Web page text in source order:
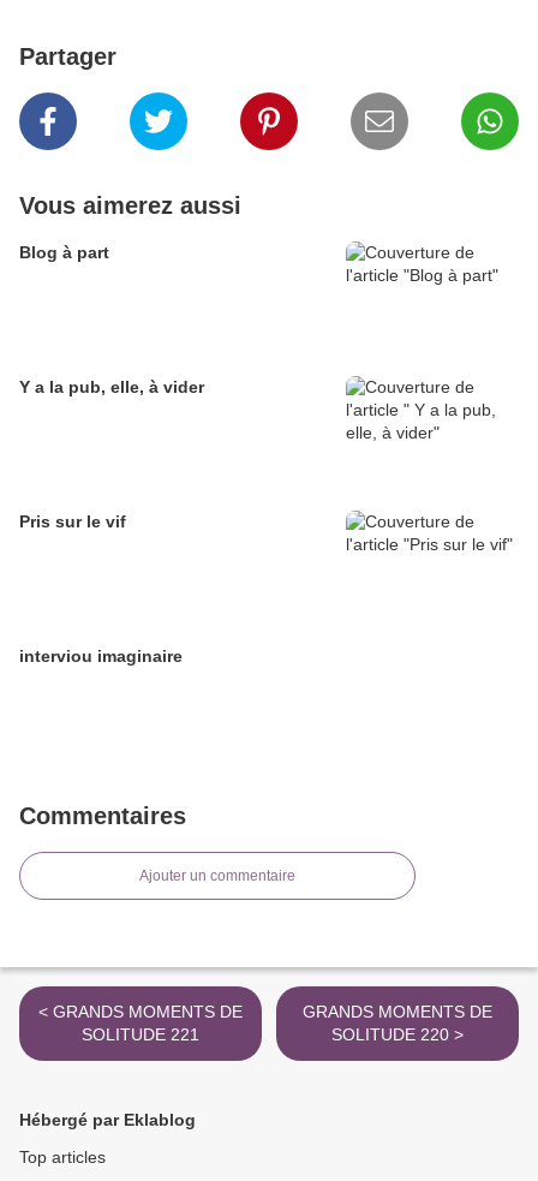
Partager
Vous aimerez aussi
Blog à part
Y a la pub, elle, à vider
Pris sur le vif
interviou imaginaire
Commentaires
Ajouter un commentaire
< GRANDS MOMENTS DE
SOLITUDE 221
GRANDS MOMENTS DE
SOLITUDE 220 >
Hébergé par Eklablog
Top articles